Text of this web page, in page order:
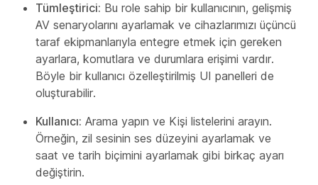
Tümleştirici: Bu role sahip bir kullanıcının, gelişmiş
AV senaryolarını ayarlamak ve cihazlarımızı üçüncü
taraf ekipmanlarıyla entegre etmek için gereken
ayarlara, komutlara ve durumlara erişimi vardır.
Böyle bir kullanıcı özelleştirilmiş UI panelleri de
oluşturabilir.
Kullanıcı: Arama yapın ve Kişi listelerini arayın.
Örneğin, zil sesinin ses düzeyini ayarlamak ve
saat ve tarih biçimini ayarlamak gibi birkaç ayarı
değiştirin.